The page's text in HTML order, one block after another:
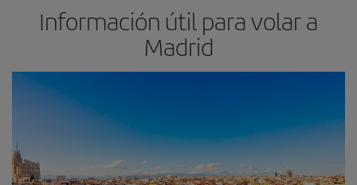
Información útil para volar a
Madrid